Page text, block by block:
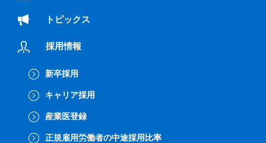
トピックス
採用情報
新卒採用
キャリア採用
産業医登録
正規雇用労働者の中途採用比率